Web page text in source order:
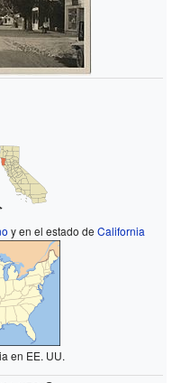
y en el estado deCalifornia
en EE. UU.